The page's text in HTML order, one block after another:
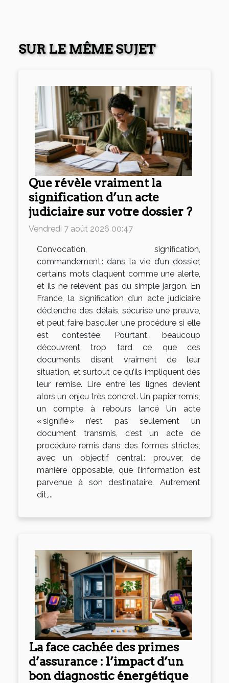
SUR LE MÊME SUJET
Que révèle vraiment la
signification d’un acte
judiciaire sur votre dossier ?
Vendredi 7 août 2026 00:47
Convocation, signification,
commandement : dans la vie d’un dossier,
certains mots claquent comme une alerte,
et ils ne relèvent pas du simple jargon. En
France, la signification d’un acte judiciaire
déclenche des délais, sécurise une preuve,
et peut faire basculer une procédure si elle
est contestée. Pourtant, beaucoup
découvrent trop tard ce que ces
documents disent vraiment de leur
situation, et surtout ce qu’ils impliquent dès
leur remise. Lire entre les lignes devient
alors un enjeu très concret. Un papier remis,
un compte à rebours lancé Un acte
« signifié » n’est pas seulement un
document transmis, c’est un acte de
procédure remis dans des formes strictes,
avec un objectif central : prouver, de
manière opposable, que l’information est
parvenue à son destinataire. Autrement
dit,...
La face cachée des primes
d’assurance : l’impact d’un
bon diagnostic énergétique